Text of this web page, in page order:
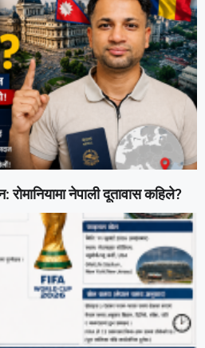
नेपाली दूतावास कहिले?